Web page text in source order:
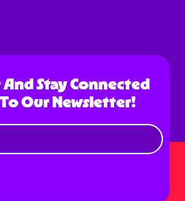
Stay Connected
Our Newsletter!